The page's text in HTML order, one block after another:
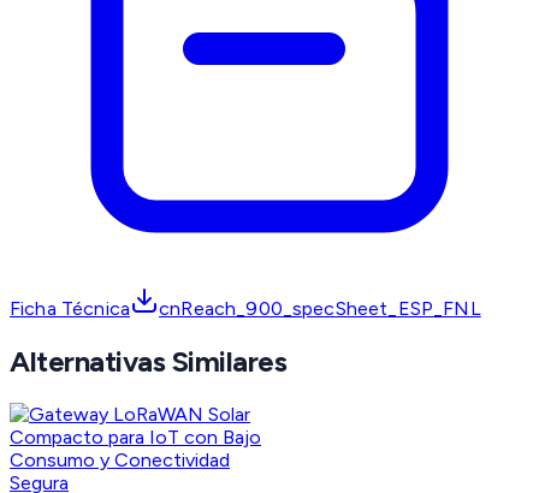
Ficha Técnica cnReach_900_specSheet_ESP_FNL
Alternativas Similares